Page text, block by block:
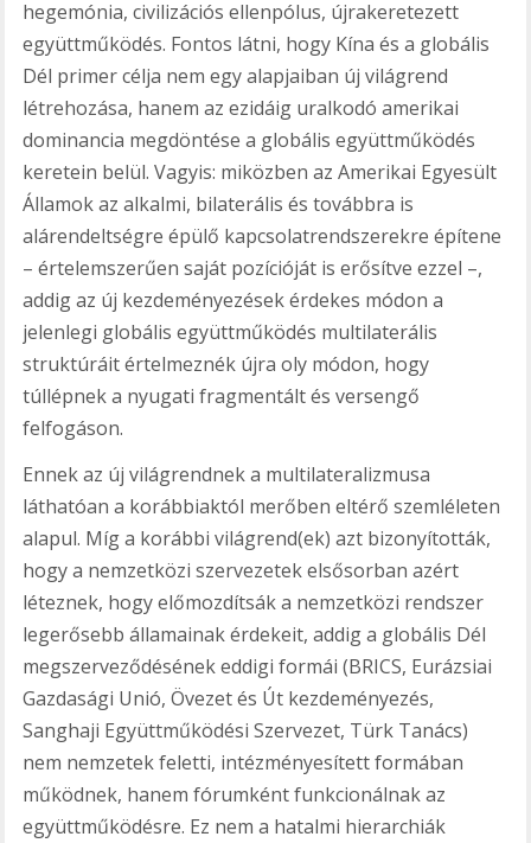
hegemónia, civilizációs ellenpólus, újrakeretezett
együttműködés. Fontos látni, hogy Kína és a globális
Dél primer célja nem egy alapjaiban új világrend
létrehozása, hanem az ezidáig uralkodó amerikai
dominancia megdöntése a globális együttműködés
keretein belül. Vagyis: miközben az Amerikai Egyesült
Államok az alkalmi, bilaterális és továbbra is
alárendeltségre épülő kapcsolatrendszerekre építene
– értelemszerűen saját pozícióját is erősítve ezzel –,
addig az új kezdeményezések érdekes módon a
jelenlegi globális együttműködés multilaterális
struktúráit értelmeznék újra oly módon, hogy
túllépnek a nyugati fragmentált és versengő
felfogáson.
Ennek az új világrendnek a multilateralizmusa
láthatóan a korábbiaktól merőben eltérő szemléleten
alapul. Míg a korábbi világrend(ek) azt bizonyították,
hogy a nemzetközi szervezetek elsősorban azért
léteznek, hogy előmozdítsák a nemzetközi rendszer
legerősebb államainak érdekeit, addig a globális Dél
megszerveződésének eddigi formái (BRICS, Eurázsiai
Gazdasági Unió, Övezet és Út kezdeményezés,
Sanghaji Együttműködési Szervezet, Türk Tanács)
nem nemzetek feletti, intézményesített formában
működnek, hanem fórumként funkcionálnak az
együttműködésre. Ez nem a hatalmi hierarchiák